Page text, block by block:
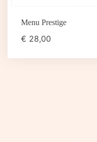
Menu Prestige
€ 28,00